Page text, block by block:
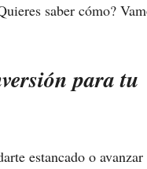
saber cómo?
para tu
estancado o avanzar